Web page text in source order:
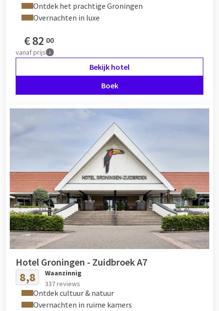
Ontdek het prachtige Groningen
Overnachten in luxe
€82 00
vanafprijs
Bekijk hotel
Boek
Hotel Groningen - Zuidbroek A7
8,8
Waanzinnig
337 reviews
Ontdek cultuur & natuur
Overnachten in ruime kamers